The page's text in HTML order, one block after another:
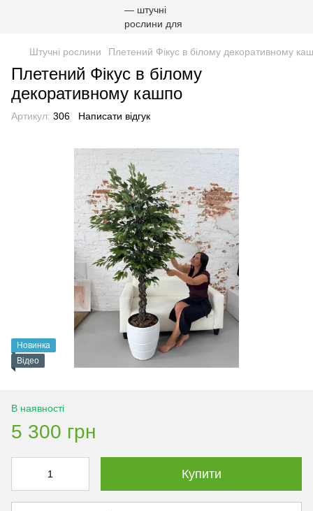
Штучні рослини Плетений Фікус в білому декоративному
Плетений Фікус в білому
декоративному кашпо
Артикул: 306 Написати відгук
Новинка
Відео
В наявності
5 300 грн
Купити